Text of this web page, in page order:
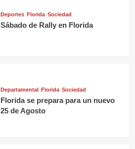
Deportes Florida Sociedad
Sábado de Rally en Florida
Departamental Florida Sociedad
Florida se prepara para un nuevo
25 de Agosto